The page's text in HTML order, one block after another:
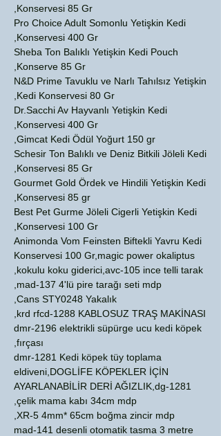
Konservesi 85 Gr,
Pro Choice Adult Somonlu Yetişkin Kedi
Konservesi 400 Gr,
Sheba Ton Balıklı Yetişkin Kedi Pouch
Konserve 85 Gr,
N&D Prime Tavuklu ve Narlı Tahılsız Yetişkin
Kedi Konservesi 80 Gr,
Dr.Sacchi Av Hayvanlı Yetişkin Kedi
Konservesi 400 Gr,
Gimcat Kedi Ödül Yoğurt 150 gr,
Schesir Ton Balıklı ve Deniz Bitkili Jöleli Kedi
Konservesi 85 Gr,
Gourmet Gold Ördek ve Hindili Yetişkin Kedi
Konservesi 85 gr,
Best Pet Gurme Jöleli Cigerli Yetişkin Kedi
Konservesi 100 Gr,
Animonda Vom Feinsten Biftekli Yavru Kedi
Konservesi 100 Gr,magic power okaliptus
kokulu koku giderici,avc-105 ince telli tarak,
mad-137 4'lü pire tarağı seti mdp,
Cans STY0248 Yakalık,
krd rfcd-1288 KABLOSUZ TRAŞ MAKİNASI,
dmr-2196 elektrikli süpürge ucu kedi köpek
fırçası,
dmr-1281 Kedi köpek tüy toplama
eldiveni,DOGLİFE KÖPEKLER İÇİN
AYARLANABİLİR DERİ AĞIZLIK,dg-1281
çelik mama kabı 34cm mdp,
XR-5 4mm* 65cm boğma zincir mdp,
mad-141 desenli otomatik tasma 3 metre